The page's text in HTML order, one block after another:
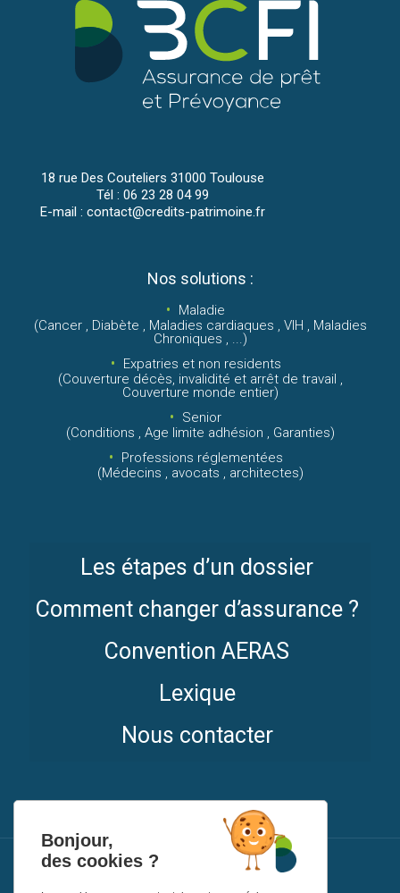
18 rue Des Couteliers 31000 Toulouse
Tél : 06 23 28 04 99
E-mail : contact@credits-patrimoine.fr
Nos solutions :
Maladie
(Cancer , Diabète , Maladies cardiaques , VIH , Maladies
Chroniques , ...)
Expatries et non residents
(Couverture décès, invalidité et arrêt de travail ,
Couverture monde entier)
Senior
(Conditions , Age limite adhésion , Garanties)
Professions réglementées
(Médecins , avocats , architectes)
Les étapes d’un dossier
Comment changer d’assurance ?
Convention AERAS
Lexique
Nous contacter
Bonjour,
des cookies ?